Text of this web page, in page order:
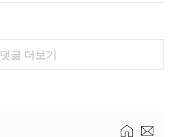
댓글 더보기